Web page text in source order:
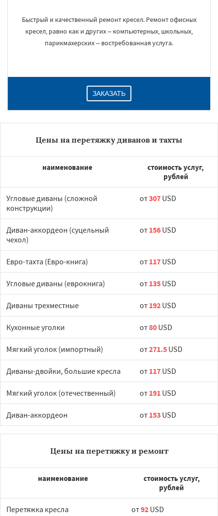
Быстрый и качественный ремонт кресел. Ремонт офисных
кресел, равно как и других – компьютерных, школьных,
парикмахерских – востребованная услуга.
ЗАКАЗАТЬ
Цены на перетяжку диванов и тахты
наименование
стоимость услуг,
рублей
Угловые диваны (сложной
конструкции)
от307 USD
Диван-аккордеон (суцельный
чехол)
от 156 USD
Евро-тахта (Евро-книга) от 117 USD
Угловые диваны (еврокнига) от 135 USD
Диваны трехместные от 192 USD
Кухонные уголки от80 USD
Мягкий уголок (импортный) от271.5 USD
Диваны-двойки, большие кресла от 117 USD
Мягкий уголок (отечественный) от 191 USD
Диван-аккордеон от 153 USD
Цены на перетяжку и ремонт
наименование
стоимость услуг,
рублей
Перетяжка кресла от92 USD